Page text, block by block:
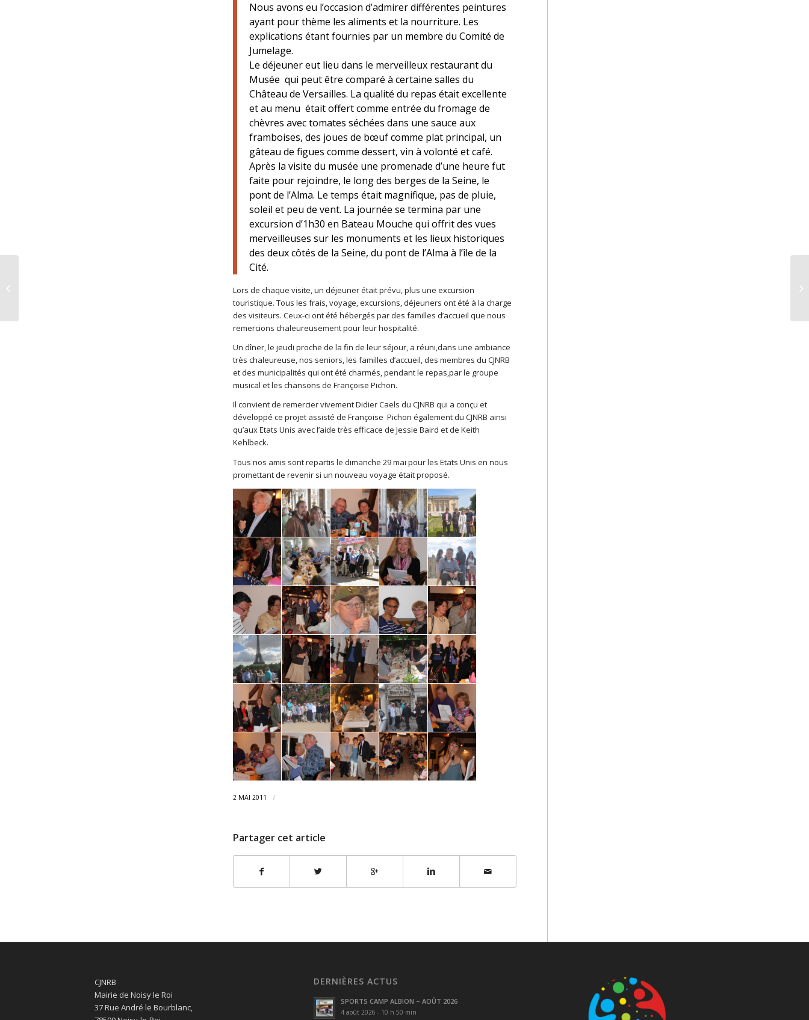
Nous avons eu l’occasion d’admirer différentes peintures
ayant pour thème les aliments et la nourriture. Les
explications étant fournies par un membre du Comité de
Jumelage.
Le déjeuner eut lieu dans le merveilleux restaurant du
Musée qui peut être comparé à certaine salles du
Château de Versailles. La qualité du repas était excellente
et au menu était offert comme entrée du fromage de
chèvres avec tomates séchées dans une sauce aux
framboises, des joues de bœuf comme plat principal, un
gâteau de figues comme dessert, vin à volonté et café.
Après la visite du musée une promenade d’une heure fut
faite pour rejoindre, le long des berges de la Seine, le
pont de l’Alma. Le temps était magnifique, pas de pluie,
soleil et peu de vent. La journée se termina par une
excursion d’1h30 en Bateau Mouche qui offrit des vues
merveilleuses sur les monuments et les lieux historiques
des deux côtés de la Seine, du pont de l’Alma à l’île de la
Cité.
Lors de chaque visite, un déjeuner était prévu, plus une excursion
touristique. Tous les frais, voyage, excursions, déjeuners ont été à la charge
des visiteurs. Ceux-ci ont été hébergés par des familles d’accueil que nous
remercions chaleureusement pour leur hospitalité.
Un dîner, le jeudi proche de la fin de leur séjour, a réuni,dans une ambiance
très chaleureuse, nos seniors, les familles d’accueil, des membres du CJNRB
et des municipalités qui ont été charmés, pendant le repas,par le groupe
musical et les chansons de Françoise Pichon.
Il convient de remercier vivement Didier Caels du CJNRB qui a conçu et
développé ce projet assisté de Françoise Pichon également du CJNRB ainsi
qu’aux Etats Unis avec l’aide très efficace de Jessie Baird et de Keith
Kehlbeck.
Tous nos amis sont repartis le dimanche 29 mai pour les Etats Unis en nous
promettant de revenir si un nouveau voyage était proposé.
2 MAI 2011 /
Partager cet article
CJNRB
Mairie de Noisy le Roi
37 Rue André le Bourblanc,
DERNIÈRES ACTUS
SPORTS CAMP ALBION – AOÛT 2026
4 août 2026 - 10 h 50 min